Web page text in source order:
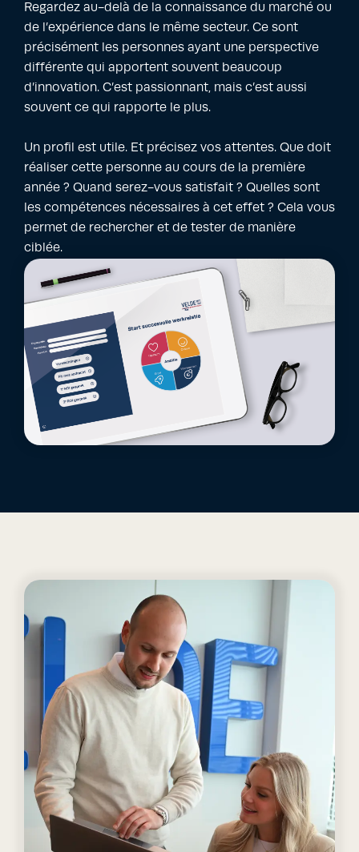
Regardez au-delà de la connaissance du marché ou
de l’expérience dans le même secteur. Ce sont
précisément les personnes ayant une perspective
différente qui apportent souvent beaucoup
d’innovation. C’est passionnant, mais c’est aussi
souvent ce qui rapporte le plus.
Un profil est utile. Et précisez vos attentes. Que doit
réaliser cette personne au cours de la première
année ? Quand serez-vous satisfait ? Quelles sont
les compétences nécessaires à cet effet ? Cela vous
permet de rechercher et de tester de manière
ciblée.